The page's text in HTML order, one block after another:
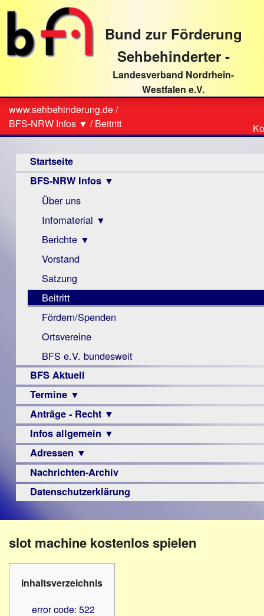
direkt
Textinhalt
Bund zur Förderung
Sehbehinderter -
Landesverband Nordrhein-
Westfalen e.V.
Sie
sind
hier
www.sehbehinderung.de/
BFS-NRW Infos ▼ /Beitritt
Startseite
BFS-NRW Infos ▼
Über uns
Infomaterial ▼
Visus
Zeitschrift
Monokular
Mac
Instagram-
Links
Berichte ▼
Archiv
Berichte
Vorstand
Satzung
Beitritt
Fördern/Spenden
Ortsvereine
BFS e.V. bundesweit
BFS Aktuell
Termine ▼
Veranstaltungsprogramme
Anträge - Recht ▼
Archiv
Urteile
Infos allgemein ▼
Sehbehinderung
Frühförderung
Schule
–
Beruf
Hilfsmittel
-
PC
Adressen ▼
Augenoptiker
Berufsbildungswerke
Hörbüchereien
Reha-
Lehrer
Nachrichten-Archiv
Datenschutzerklärung
slot machine kostenlos spielen
inhaltsverzeichnis
error code: 522